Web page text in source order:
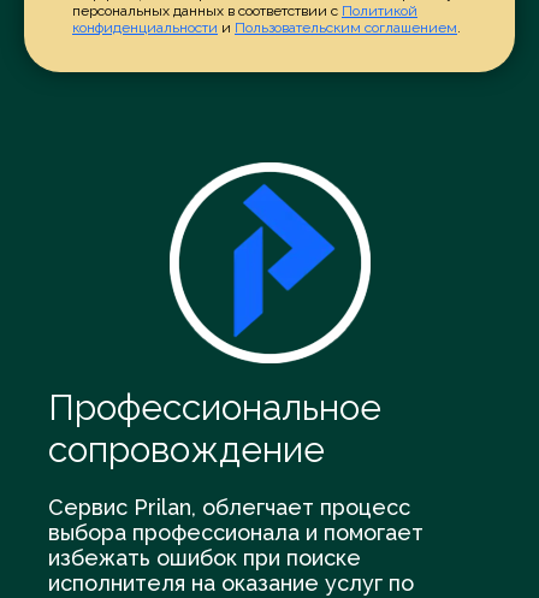
персональных данных в соответствии с Политикой
конфиденциальности и Пользовательским соглашением.
Профессиональное
сопровождение
Сервис Prilan, облегчает процесс
выбора профессионала и помогает
избежать ошибок при поиске
исполнителя на оказание услуг по